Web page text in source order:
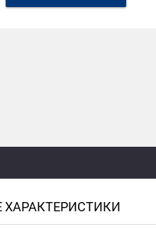
ХАРАКТЕРИСТИКИ